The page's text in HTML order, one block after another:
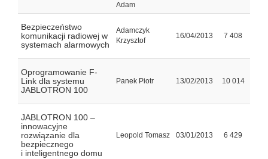
Adam
Bezpieczeństwo
komunikacji radiowej w
systemach alarmowych
Adamczyk
Krzysztof
16/04/2013 7 408
Oprogramowanie F-
Link dla systemu
JABLOTRON 100
Panek Piotr 13/02/2013 10 014
JABLOTRON 100 –
innowacyjne
rozwiązanie dla
bezpiecznego
i inteligentnego domu
Leopold Tomasz 03/01/2013 6 429